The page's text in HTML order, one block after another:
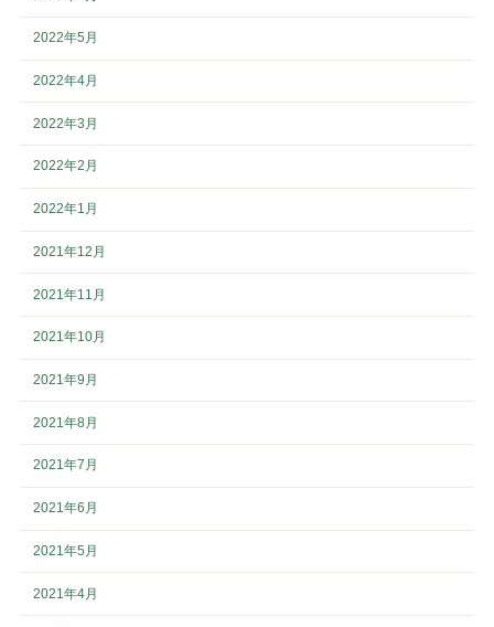
2022年5月
2022年4月
2022年3月
2022年2月
2022年1月
2021年12月
2021年11月
2021年10月
2021年9月
2021年8月
2021年7月
2021年6月
2021年5月
2021年4月